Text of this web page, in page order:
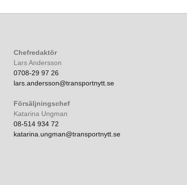
Chefredaktör
Lars Andersson
0708-29 97 26
lars.andersson@transportnytt.se
Försäljningschef
Katarina Ungman
08-514 934 72
katarina.ungman@transportnytt.se